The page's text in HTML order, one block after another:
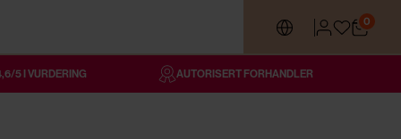
0
5 I VURDERING AUTORISERT FORHANDLER